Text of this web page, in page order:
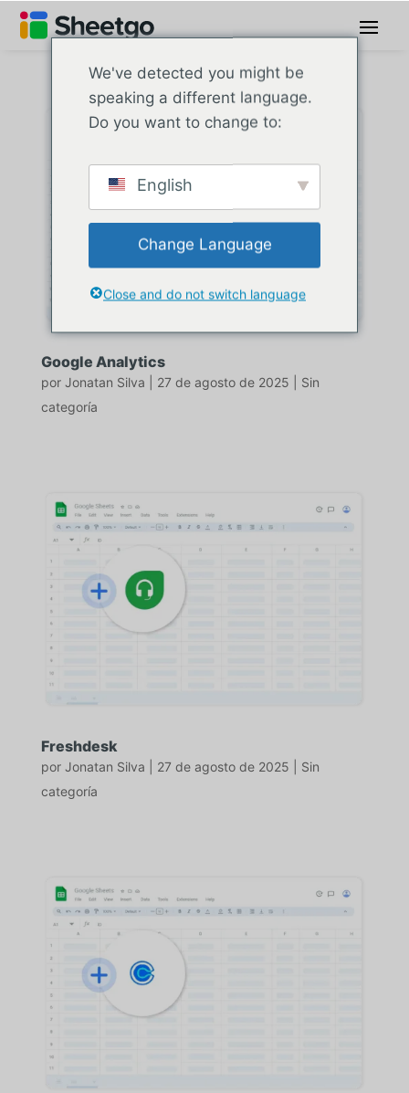
Google Analytics
por Jonatan Silva 27 de agosto de 2025
Sin
categoría
Freshdesk
por Jonatan Silva 27 de agosto de 2025
Sin
categoría
We've detected you might be
speaking a different language.
Do you want to change to:
English
Change Language
Close and do not switch language